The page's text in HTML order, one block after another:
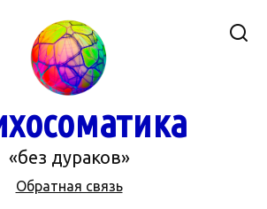
«без дураков»
Обратная связь